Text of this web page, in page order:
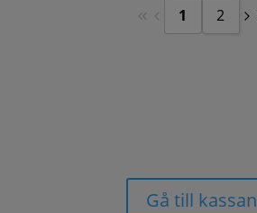
1 2
Gå till kassan